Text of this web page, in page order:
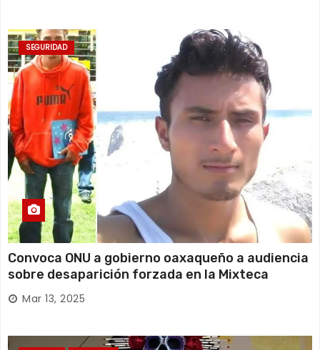
SEGURIDAD
Convoca ONU a gobierno oaxaqueño a audiencia
sobre desaparición forzada en la Mixteca
Mar 13, 2025